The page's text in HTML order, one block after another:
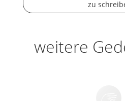
zu
weitere